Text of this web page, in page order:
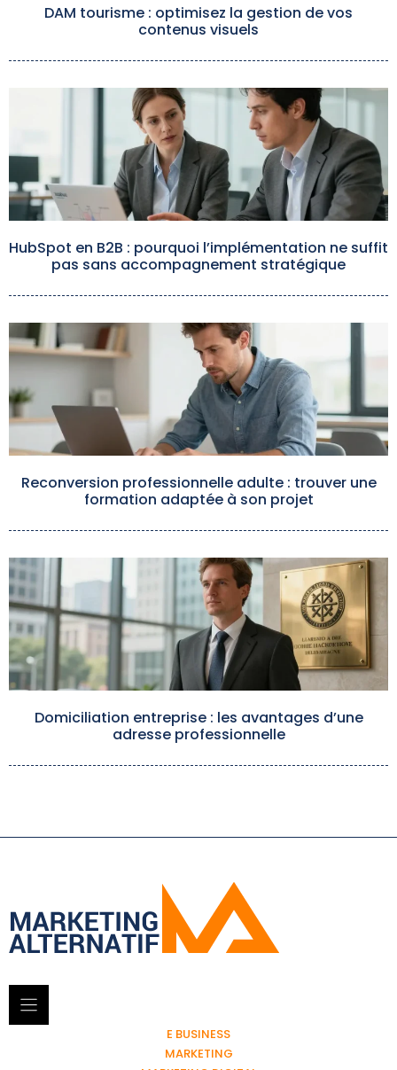
DAM tourisme : optimisez la gestion de vos
contenus visuels
HubSpot en B2B : pourquoi l’implémentation ne suffit
pas sans accompagnement stratégique
Reconversion professionnelle adulte : trouver une
formation adaptée à son projet
Domiciliation entreprise : les avantages d’une
adresse professionnelle
E BUSINESS
MARKETING